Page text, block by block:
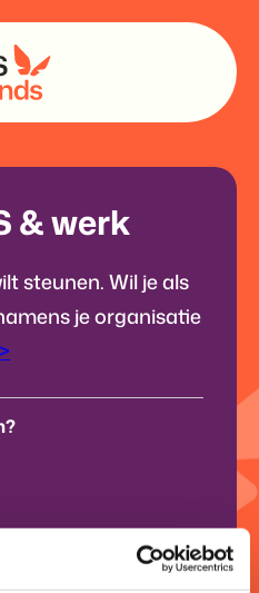
& werk
steunen. Wil je als
je organisatie